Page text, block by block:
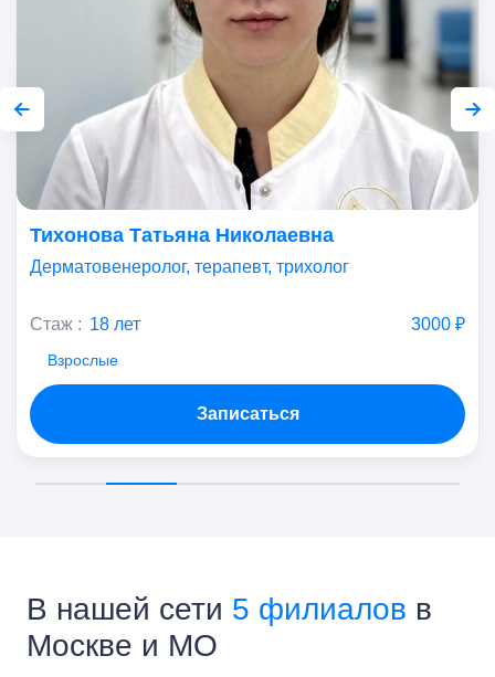
Тихонова Татьяна Николаевна
Дерматовенеролог, терапевт, трихолог
Стаж : 18 лет 3000 ₽
Взрослые
Записаться
В нашей сети 5 филиалов в
Москве и МО